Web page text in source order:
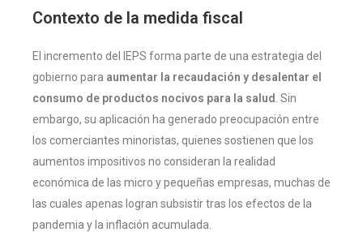
Contexto de la medida fiscal
El incremento del IEPS forma parte de una estrategia del
gobierno para aumentar la recaudación y desalentar el
consumo de productos nocivos para la salud . Sin
embargo, su aplicación ha generado preocupación entre
los comerciantes minoristas, quienes sostienen que los
aumentos impositivos no consideran la realidad
económica de las micro y pequeñas empresas, muchas de
las cuales apenas logran subsistir tras los efectos de la
pandemia y la inflación acumulada.